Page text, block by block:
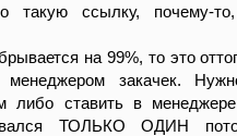
такую ссылку, почему-
на 99%, то это
менеджером закачек.
либо ставить в менеджере
ТОЛЬКО ОДИН